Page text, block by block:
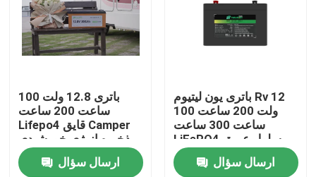
اطلاعات تماس
سلول باتری LiFePO4
باتری 3.2 ولت Lifepo4
باتری 12.8 ولت 100
ساعت 200 ساعت
Lifepo4 قایق Camper
ذخیره انرژی خورشیدی
12 ولت باتری Rv Marine
ارسال سؤال
باتری یون لیتیوم Rv 12
ولت 200 ساعت 100
ساعت 300 ساعت
LiFePO4 سلول عمیق
چرخه
ارسال سؤال